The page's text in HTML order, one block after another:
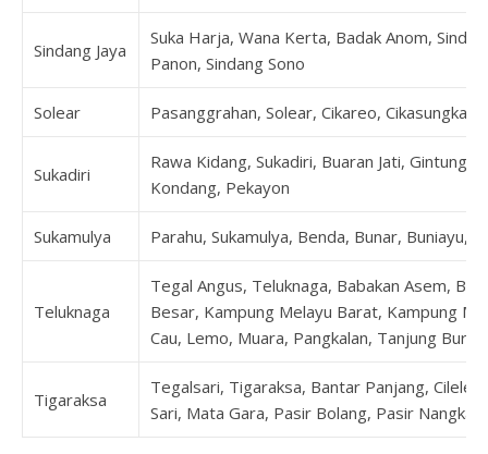
Sindang Jaya
Suka Harja, Wana Kerta, Badak Anom,
Panon, Sindang Sono
Solear Pasanggrahan, Solear, Cikareo, Cikasungka,
Sukadiri
Rawa Kidang, Sukadiri, Buaran Jati, Gintung,
Kondang, Pekayon
Sukamulya Parahu, Sukamulya, Benda, Bunar, Buniayu,
Teluknaga
Tegal Angus, Teluknaga, Babakan Asem,
Besar, Kampung Melayu Barat, Kampung
Cau, Lemo, Muara, Pangkalan, Tanjung
Tigaraksa
Tegalsari, Tigaraksa, Bantar Panjang,
Sari, Mata Gara, Pasir Bolang, Pasir